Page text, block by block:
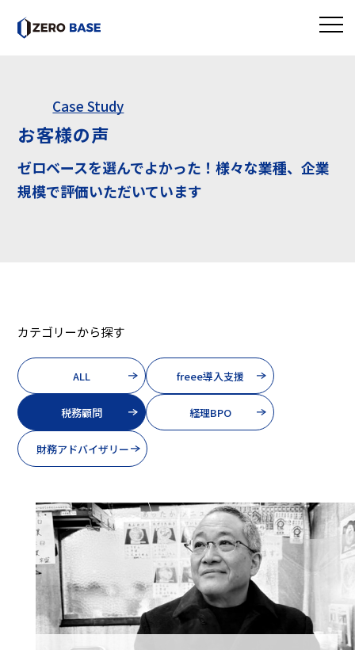
Case Study
お客様の声
ゼロベースを選んでよかった！様々な業種、企業
規模で評価いただいています
カテゴリーから探す
ALL freee導入支援
税務顧問 経理BPO
財務アドバイザリー